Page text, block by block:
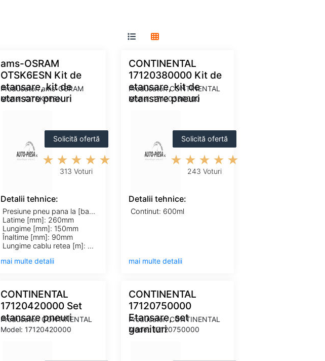
ams-OSRAM
OTSK6ESN Kit de
etansare, kit de
etansare pneuri
Producator: ams-OSRAM
Model: OTSK6ESN
Solicită ofertă
313 Voturi
Detalii tehnice:
Presiune pneu pana la [bar]: 6,5bar
Latime [mm]: 260mm
Lungime [mm]: 150mm
Înaltime [mm]: 90mm
Lungime cablu retea [m]: 3,5m
mai multe detalii
CONTINENTAL
17120380000 Kit de
etansare, kit de
etansare pneuri
Producator: CONTINENTAL
Model: 17120380000
Solicită ofertă
243 Voturi
Detalii tehnice:
Continut: 600ml
mai multe detalii
CONTINENTAL
17120420000 Set
etansare pneuri
Producator: CONTINENTAL
Model: 17120420000
CONTINENTAL
17120750000
Etansare, set
garnituri
Producator: CONTINENTAL
Model: 17120750000